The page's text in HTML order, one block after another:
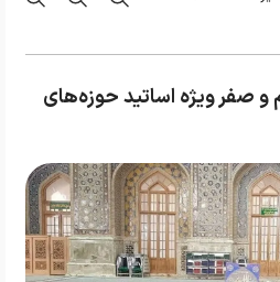
و صفر ویژه اساتید حوزه‌های